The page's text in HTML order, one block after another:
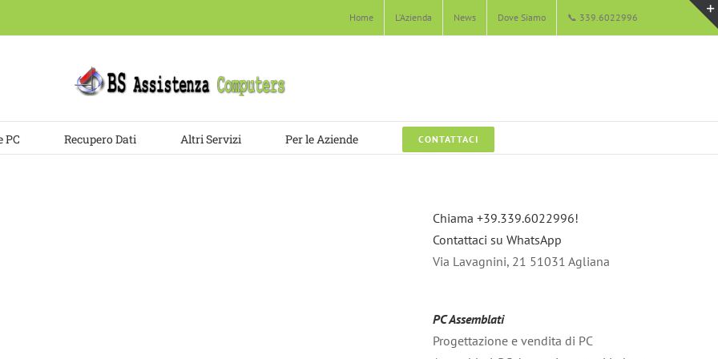
Home L’Azienda News Dove Siamo 📞 339.6022996
PC Recupero Dati Altri Servizi Per le Aziende CONTATTACI
Chiama +39.339.6022996!
Contattaci su WhatsApp
Via Lavagnini, 21 51031 Agliana
PC Assemblati
Progettazione e vendita di PC